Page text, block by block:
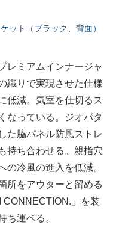
ット（ブラック、背面）
レミアムインナージャ
織りで実現させた仕様
低減。気室を仕切るス
なっている。ジオパタ
た脇パネル防風ストレ
持ち合わせる。親指穴
の冷風の進入を低減。
所をアウターと留める
CONNECTION.」を装
ち運ベる。